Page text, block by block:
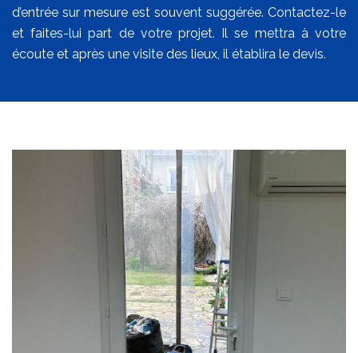
d’entrée sur mesure est souvent suggérée. Contactez-le
et faites-lui part de votre projet. Il se mettra à votre
écoute et après une visite des lieux, il établira le devis.